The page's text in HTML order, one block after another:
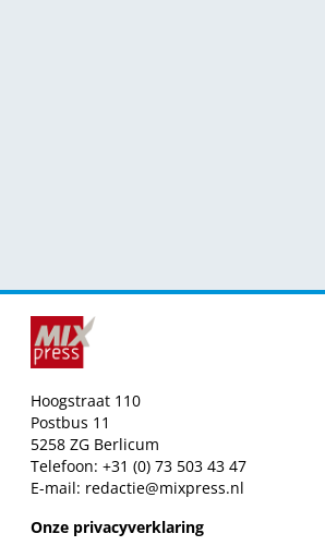
Hoogstraat 110
Postbus 11
5258 ZG Berlicum
Telefoon: +31 (0) 73 503 43 47
E-mail: redactie@mixpress.nl
Onze privacyverklaring